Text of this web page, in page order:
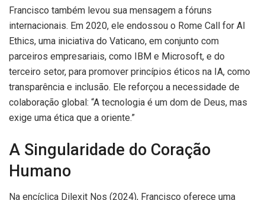
Francisco também levou sua mensagem a fóruns
internacionais. Em 2020, ele endossou o Rome Call for AI
Ethics, uma iniciativa do Vaticano, em conjunto com
parceiros empresariais, como IBM e Microsoft, e do
terceiro setor, para promover princípios éticos na IA, como
transparência e inclusão. Ele reforçou a necessidade de
colaboração global: “A tecnologia é um dom de Deus, mas
exige uma ética que a oriente.”
A Singularidade do Coração
Humano
Na encíclica Dilexit Nos (2024), Francisco oferece uma